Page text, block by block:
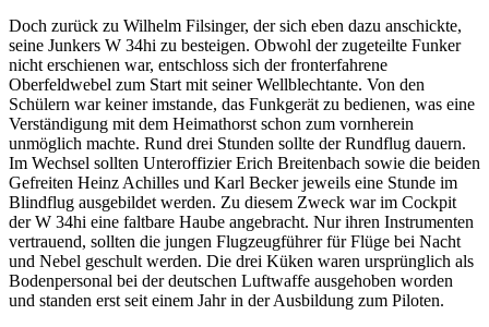
Doch zurück zu Wilhelm Filsinger, der sich eben dazu anschickte,
seine Junkers W 34hi zu besteigen. Obwohl der zugeteilte Funker
nicht erschienen war, entschloss sich der fronterfahrene
Oberfeldwebel zum Start mit seiner Wellblechtante. Von den
Schülern war keiner imstande, das Funkgerät zu bedienen, was eine
Verständigung mit dem Heimathorst schon zum vornherein
unmöglich machte. Rund drei Stunden sollte der Rundflug dauern.
Im Wechsel sollten Unteroffizier Erich Breitenbach sowie die beiden
Gefreiten Heinz Achilles und Karl Becker jeweils eine Stunde im
Blindflug ausgebildet werden. Zu diesem Zweck war im Cockpit
der W 34hi eine faltbare Haube angebracht. Nur ihren Instrumenten
vertrauend, sollten die jungen Flugzeugführer für Flüge bei Nacht
und Nebel geschult werden. Die drei Küken waren ursprünglich als
Bodenpersonal bei der deutschen Luftwaffe ausgehoben worden
und standen erst seit einem Jahr in der Ausbildung zum Piloten.